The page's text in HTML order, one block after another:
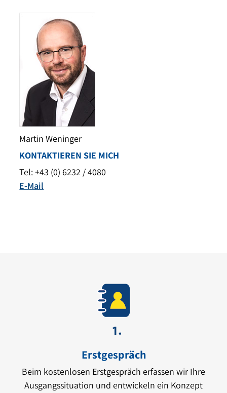
Martin Weninger
KONTAKTIEREN SIE MICH
Tel: +43 (0) 6232 / 4080
E-Mail
Erstgespräch
Beim kostenlosen Erstgespräch erfassen wir Ihre
Ausgangssituation und entwickeln ein Konzept